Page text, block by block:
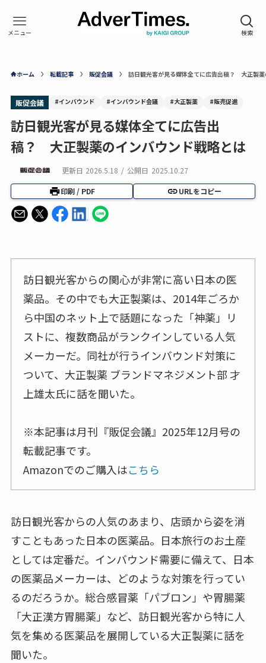
ホーム 転載記事 販促会議 訪日観光客が見る媒体全てに広告出稿？ 大正製
販促会議 #インバウンド #インバウンド会議 #大正製薬 #販売促進
訪日観光客が見る媒体全てに広告出
稿？ 大正製薬のインバウンド戦略とは
更新日 2026.5.18 / 公開日 2025.10.27
印刷 / PDF URLをコピー
訪日観光客からの関心が非常に高い日本の医
薬品。その中でも大正製薬は、2014年ごろか
ら中国のネット上で話題になった「神薬」リ
ストに、複数商品がランクインしている人気
メーカーだ。同社が行うインバウンド対策に
ついて、大正製薬 ブランドマネジメント部 才
上雄太氏に話を聞いた。
※本記事は月刊『販促会議』2025年12月号の
転載記事です。
Amazonでのご購入はこちら
訪日観光客からの人気のあまり、店頭から姿を消
すこともあった日本の医薬品。日本旅行のお土産
としては定番だ。インバウンド需要に備えて、日本
の医薬品メーカーは、どのような対策を行ってい
るのだろうか。総合感冒薬「パブロン」や胃腸薬
「大正漢方胃腸薬」など、訪日観光客から特に人
気を集める医薬品を展開している大正製薬に話を
聞いた。